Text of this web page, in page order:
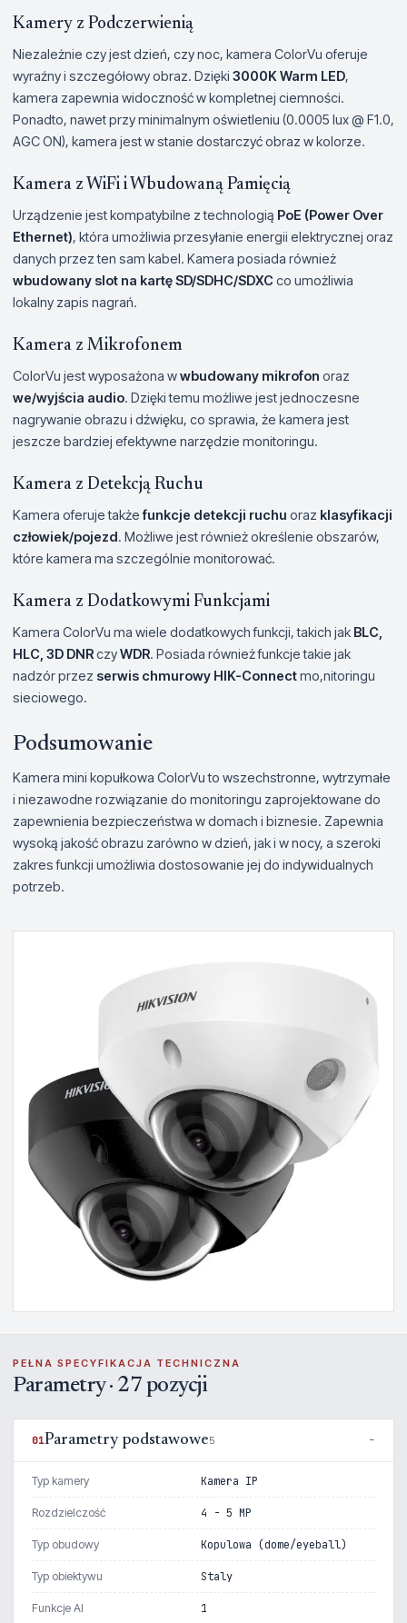
Kamery z Podczerwienią
Niezależnie czy jest dzień, czy noc, kamera ColorVu oferuje
wyraźny i szczegółowy obraz. Dzięki 3000K Warm LED,
kamera zapewnia widoczność w kompletnej ciemności.
Ponadto, nawet przy minimalnym oświetleniu (0.0005 lux @ F1.0,
AGC ON), kamera jest w stanie dostarczyć obraz w kolorze.
Kamera z WiFi i Wbudowaną Pamięcią
Urządzenie jest kompatybilne z technologią PoE (Power Over
Ethernet), która umożliwia przesyłanie energii elektrycznej oraz
danych przez ten sam kabel. Kamera posiada również
wbudowany slot na kartę SD/SDHC/SDXCco umożliwia
lokalny zapis nagrań.
Kamera z Mikrofonem
ColorVu jest wyposażona wwbudowany mikrofon oraz
we/wyjścia audio. Dzięki temu możliwe jest jednoczesne
nagrywanie obrazu i dźwięku, co sprawia, że kamera jest
jeszcze bardziej efektywne narzędzie monitoringu.
Kamera z Detekcją Ruchu
Kamera oferuje takżefunkcje detekcji ruchu oraz klasyfikacji
człowiek/pojezd. Możliwe jest również określenie obszarów,
które kamera ma szczególnie monitorować.
Kamera z Dodatkowymi Funkcjami
Kamera ColorVu ma wiele dodatkowych funkcji, takich jak BLC,
HLC, 3D DNRczyWDR. Posiada również funkcje takie jak
nadzór przez serwis chmurowy HIK-Connectmo,nitoringu
sieciowego.
Podsumowanie
Kamera mini kopułkowa ColorVu to wszechstronne, wytrzymałe
i niezawodne rozwiązanie do monitoringu zaprojektowane do
zapewnienia bezpieczeństwa w domach i biznesie. Zapewnia
wysoką jakość obrazu zarówno w dzień, jak i w nocy, a szeroki
zakres funkcji umożliwia dostosowanie jej do indywidualnych
potrzeb.
PEŁNA SPECYFIKACJA TECHNICZNA
Parametry · 27 pozycji
01Parametry podstawowe5
Typ kamery Kamera IP
Rozdzielczość 4 - 5 MP
Typ obudowy Kopulowa (dome/eyeball)
Typ obiektywu Staly
Funkcje AI 1